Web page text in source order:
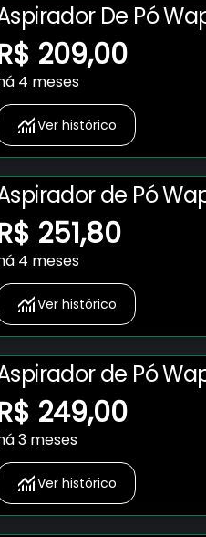
De Pó
1 1600W 220V
209,00
4 meses
Ver histórico
de Pó
1 1600W 220V
251,80
4 meses
Ver histórico
de Pó
1 1600W 220V
249,00
3 meses
Ver histórico